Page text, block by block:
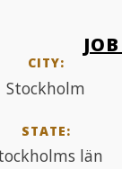
CITY:
Stockholm
STATE:
län